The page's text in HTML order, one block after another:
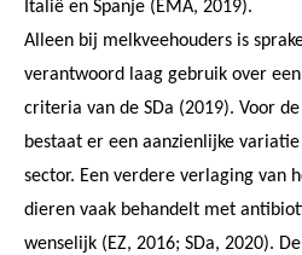
Italië en Spanje (EMA, 2019).
Alleen bij melkveehouders is
verantwoord laag gebruik over
criteria van de SDa (2019). Voor
bestaat er een aanzienlijke
sector. Een verdere verlaging van
dieren vaak behandelt met
wenselijk (EZ, 2016; SDa, 2020).